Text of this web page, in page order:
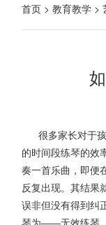
首页 > 教育教学 >
很多家长对于
的时间段练琴的效
奏一首乐曲，即便
反复出现。其结果
误非但没有得到纠
琴为——无效练琴。